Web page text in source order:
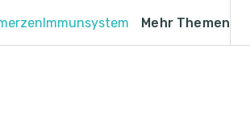
Immunsystem Mehr Themen